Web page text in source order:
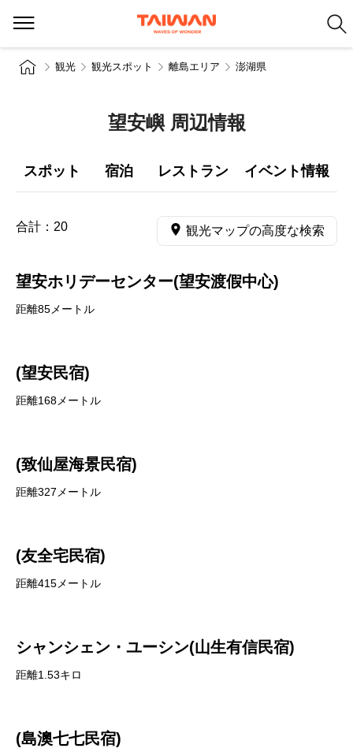
観光 観光スポット 離島エリア 澎湖県
望安嶼 周辺情報
スポット 宿泊 レストラン イベント情報
合計： 20 観光マップの高度な検索
望安ホリデーセンター(望安渡假中心)
距離85メートル
(望安民宿)
距離168メートル
(致仙屋海景民宿)
距離327メートル
(友全宅民宿)
距離415メートル
シャンシェン・ユーシン(山生有信民宿)
距離1.53キロ
(島澳七七民宿)